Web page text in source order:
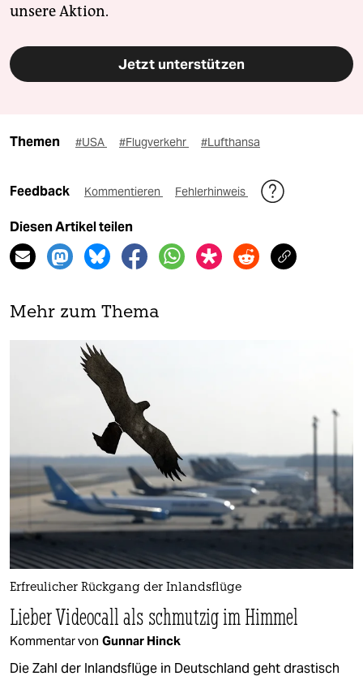
unsere Aktion.
Jetzt unterstützen
Themen #USA #Flugverkehr #Lufthansa
Feedback Kommentieren Fehlerhinweis
Diesen Artikel teilen
Mehr zum Thema
Erfreulicher Rückgang der Inlandsflüge
Lieber Videocall als schmutzig im Himmel
Kommentar von Gunnar Hinck
Die Zahl der Inlandsflüge in Deutschland geht drastisch